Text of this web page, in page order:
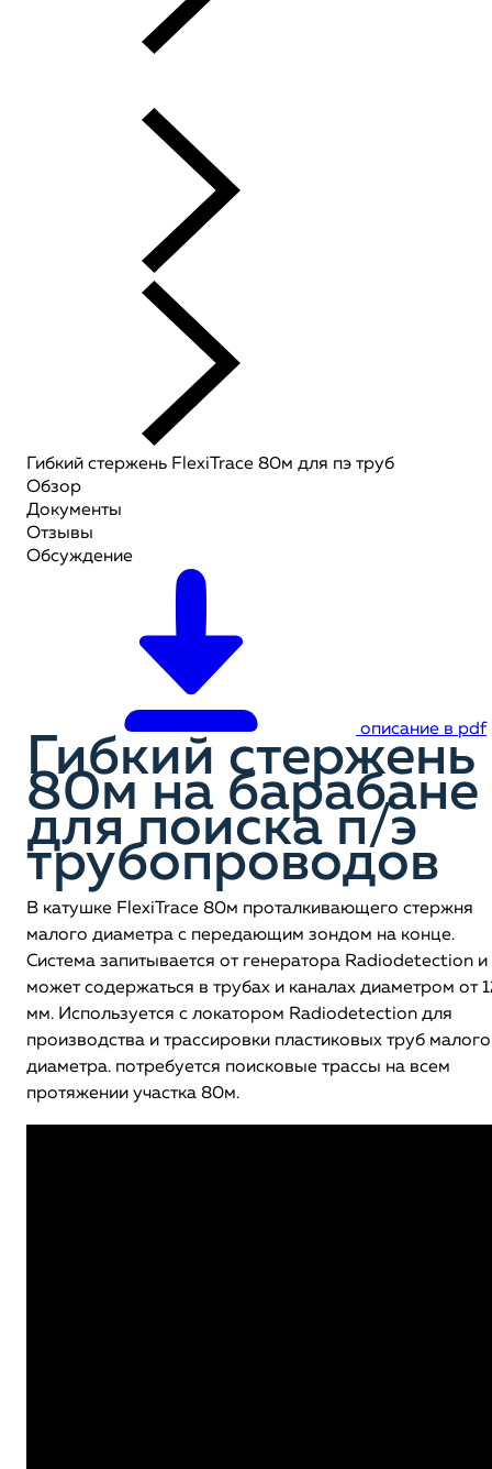
Гибкий стержень FlexiTrace 80м для пэ труб
Обзор
Документы
Отзывы
Обсуждение
описание в pdf
Гибкий стержень
80м на барабане
для поиска п/э
трубопроводов
В катушке FlexiTrace 80м проталкивающего стержня
малого диаметра с передающим зондом на конце.
Система запитывается от генератора Radiodetection и
может содержаться в трубах и каналах диаметром от
мм. Используется с локатором Radiodetection для
производства и трассировки пластиковых труб малого
диаметра. потребуется поисковые трассы на всем
протяжении участка 80м.